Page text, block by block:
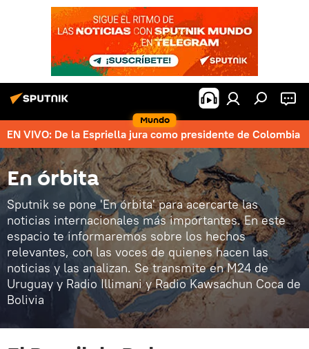
Mundo
EN VIVO: De la Espriella jura como presidente de Colombia
En órbita
Sputnik se pone 'En órbita' para acercarte las
noticias internacionales más importantes. En este
espacio te informaremos sobre los hechos
relevantes, con las voces de quienes hacen las
noticias y las analizan. Se transmite en M24 de
Uruguay y Radio Illimani y Radio Kawsachun Coca de
Bolivia